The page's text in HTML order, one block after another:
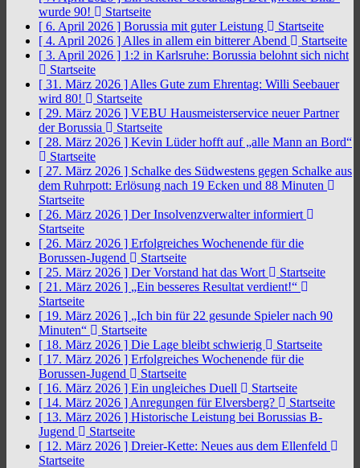
wurde 90!
Startseite
[ 6. April 2026 ] Borussia mit guter Leistung
Startseite
[ 4. April 2026 ] Alles in allem ein bitterer Abend
Startseite
[ 3. April 2026 ] 1:2 in Karlsruhe: Borussia belohnt sich nicht
Startseite
[ 31. März 2026 ] Alles Gute zum Ehrentag: Willi Seebauer
wird 80!
Startseite
[ 29. März 2026 ] VEBU Hausmeisterservice neuer Partner
der Borussia
Startseite
[ 28. März 2026 ] Kevin Lüder hofft auf „alle Mann an Bord“
Startseite
[ 27. März 2026 ] Schalke des Südwestens gegen Schalke aus
dem Ruhrpott: Erlösung nach 19 Ecken und 88 Minuten
Startseite
[ 26. März 2026 ] Der Insolvenzverwalter informiert
Startseite
[ 26. März 2026 ] Erfolgreiches Wochenende für die
Borussen-Jugend
Startseite
[ 25. März 2026 ] Der Vorstand hat das Wort
Startseite
[ 21. März 2026 ] „Ein besseres Resultat verdient!“
Startseite
[ 19. März 2026 ] „Ich bin für 22 gesunde Spieler nach 90
Minuten“
Startseite
[ 18. März 2026 ] Die Lage bleibt schwierig
Startseite
[ 17. März 2026 ] Erfolgreiches Wochenende für die
Borussen-Jugend
Startseite
[ 16. März 2026 ] Ein ungleiches Duell
Startseite
[ 14. März 2026 ] Anregungen für Elversberg?
Startseite
[ 13. März 2026 ] Historische Leistung bei Borussias B-
Jugend
Startseite
[ 12. März 2026 ] Dreier-Kette: Neues aus dem Ellenfeld
Startseite